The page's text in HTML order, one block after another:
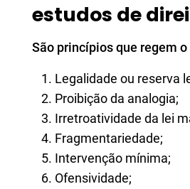
estudos de
São princípios que regem
Legalidade ou reserva
Proibição da analogia;
Irretroatividade da lei
Fragmentariedade;
Intervenção mínima;
Ofensividade;